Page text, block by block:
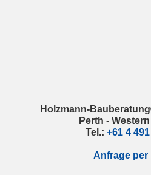
Holzmann-
Perth -
Tel.: +61 4
Anfrage per